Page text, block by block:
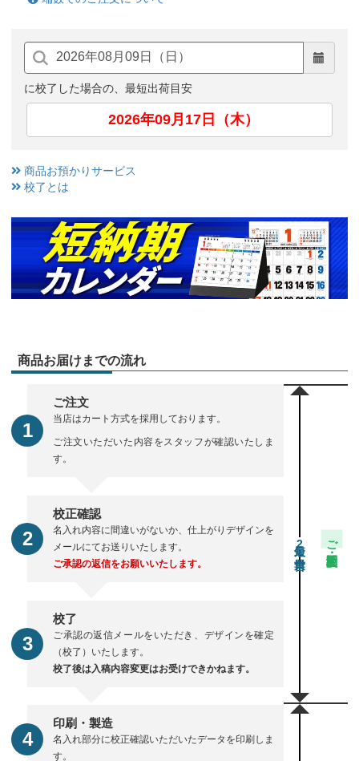
に校了した場合の、最短出荷目安
2026年09月17日（木）
商品お預かりサービス
校了とは
商品お届けまでの流れ
ご注文
当店はカート方式を採用しております。
ご注文いただいた内容をスタッフが確認いたしま
す。
校正確認
名入れ内容に間違いがないか、仕上がりデザインを
メールにてお送りいたします。
ご承認の返信をお願いいたします。
校了
ご承認の返信メールをいただき、デザインを確定
（校了）いたします。
校了後は入稿内容変更はお受けできかねます。
2 ご注文・校正期間
印刷・製造
名入れ部分に校正確認いただいたデータを印刷しま
す。